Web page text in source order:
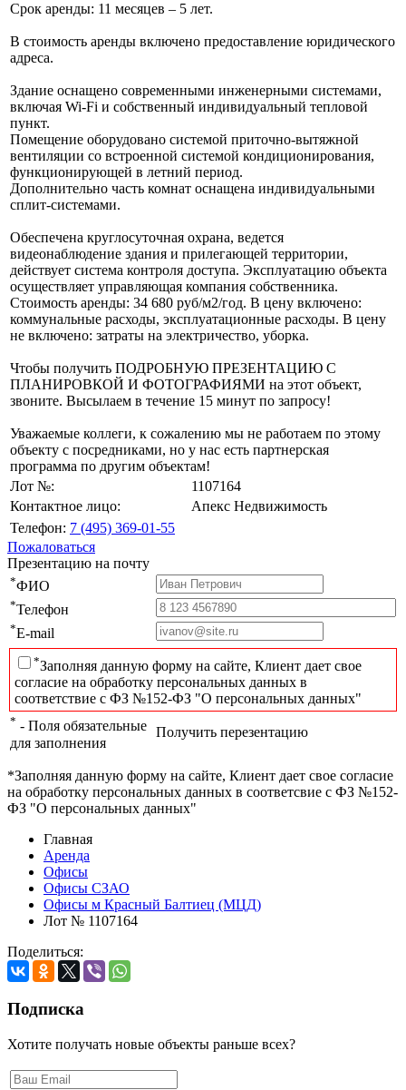
Срок аренды: 11 месяцев – 5 лет.
В стоимость аренды включено предоставление юридического
адреса.
Здание оснащено современными инженерными системами,
включая Wi-Fi и собственный индивидуальный тепловой
пункт.
Помещение оборудовано системой приточно-вытяжной
вентиляции со встроенной системой кондиционирования,
функционирующей в летний период.
Дополнительно часть комнат оснащена индивидуальными
сплит-системами.
Обеспечена круглосуточная охрана, ведется
видеонаблюдение здания и прилегающей территории,
действует система контроля доступа. Эксплуатацию объекта
осуществляет управляющая компания собственника.
Стоимость аренды: 34 680 руб/м2/год. В цену включено:
коммунальные расходы, эксплуатационные расходы. В цену
не включено: затраты на электричество, уборка.
Чтобы получить ПОДРОБНУЮ ПРЕЗЕНТАЦИЮ С
ПЛАНИРОВКОЙ И ФОТОГРАФИЯМИ на этот объект,
звоните. Высылаем в течение 15 минут по запросу!
Уважаемые коллеги, к сожалению мы не работаем по этому
объекту с посредниками, но у нас есть партнерская
программа по другим объектам!
Лот №:
1107164
Контактное лицо:
Апекс Недвижимость
Телефон: 7 (495) 369-01-55
Пожаловаться
Презентацию на почту
*ФИО
*Телефон
*E-mail
*Заполняя данную форму на сайте, Клиент дает свое
согласие на обработку персональных данных в
соответствие с ФЗ №152-ФЗ "О персональных данных"
* - Поля обязательные
для заполнения
Получить перезентацию
*Заполняя данную форму на сайте, Клиент дает свое согласие
на обработку персональных данных в соответсвие с ФЗ №152-
ФЗ "О персональных данных"
Главная
Аренда
Офисы
Офисы СЗАО
Офисы м Красный Балтиец (МЦД)
Лот № 1107164
Поделиться:
Подписка
Хотите получать новые объекты раньше всех?